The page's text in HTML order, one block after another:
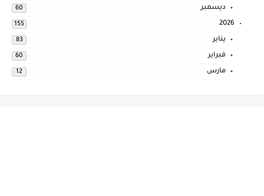
ديسمبر 60
2026
155
يناير 83
فبراير 60
مارس 12